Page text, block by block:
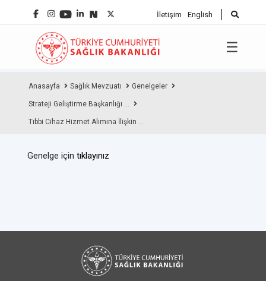
İletişim English
☰
Anasayfa Sağlık Mevzuatı Genelgeler
Strateji Geliştirme Başkanlığı ...
Tıbbi Cihaz Hizmet Alımına İlişkin ...
Genelge için tıklayınız